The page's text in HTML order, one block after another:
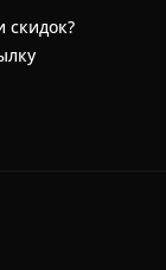
скидок?